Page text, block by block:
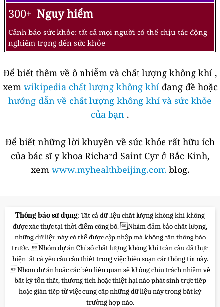
300+ Nguy hiểm
Cảnh báo sức khỏe: tất cả mọi người có thể chịu tác động
nghiêm trọng đến sức khỏe
Để biết thêm về ô nhiễm và chất lượng không khí ,
xem wikipedia chất lượng không khíđang đề hoặc
hướng dẫn về chất lượng không khí và sức khỏe
của bạn .
Để biết những lời khuyên về sức khỏe rất hữu ích
của bác sĩ y khoa Richard Saint Cyr ở Bắc Kinh,
xem www.myhealthbeijing.com blog.
Thông báo sử dụng: Tất cả dữ liệu chất lượng không khí không
được xác thực tại thời điểm công bố. Nhằm đảm bảo chất lượng,
những dữ liệu này có thể được cập nhập mà không cần thông báo
trước. Nhóm dự án Chỉ số chất lượng không khí toàn cầu đã thực
hiện tất cả yêu cầu cần thiết trong việc biên soạn các thông tin này.
Nhóm dự án hoặc các bên liên quan sẽ không chịu trách nhiệm về
bất kỳ tổn thất, thương tích hoặc thiệt hại nào phát sinh trực tiếp
hoặc gián tiếp từ việc cung cấp những dữ liệu này trong bất kỳ
trường hợp nào.